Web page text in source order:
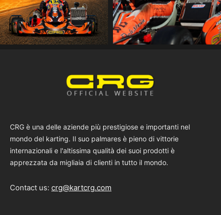
CRG è una delle aziende più prestigiose e importanti nel
mondo del karting. Il suo palmares è pieno di vittorie
internazionali e l'altissima qualità dei suoi prodotti è
apprezzata da migliaia di clienti in tutto il mondo.
Contact us: crg@kartcrg.com